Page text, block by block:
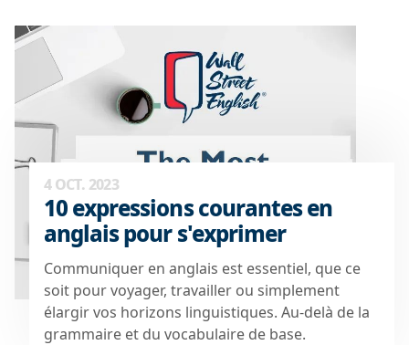
4 OCT. 2023
10 expressions courantes en
anglais pour s'exprimer
Communiquer en anglais est essentiel, que ce
soit pour voyager, travailler ou simplement
élargir vos horizons linguistiques. Au-delà de la
grammaire et du vocabulaire de base.